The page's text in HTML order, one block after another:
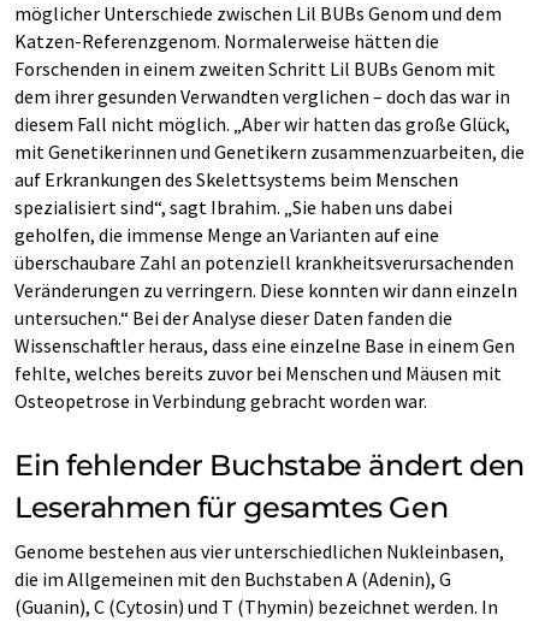
möglicher Unterschiede zwischen Lil BUBs Genom und dem
Katzen-Referenzgenom. Normalerweise hätten die
Forschenden in einem zweiten Schritt Lil BUBs Genom mit
dem ihrer gesunden Verwandten verglichen – doch das war in
diesem Fall nicht möglich. „Aber wir hatten das große Glück,
mit Genetikerinnen und Genetikern zusammenzuarbeiten, die
auf Erkrankungen des Skelettsystems beim Menschen
spezialisiert sind“, sagt Ibrahim. „Sie haben uns dabei
geholfen, die immense Menge an Varianten auf eine
überschaubare Zahl an potenziell krankheitsverursachenden
Veränderungen zu verringern. Diese konnten wir dann einzeln
untersuchen.“ Bei der Analyse dieser Daten fanden die
Wissenschaftler heraus, dass eine einzelne Base in einem Gen
fehlte, welches bereits zuvor bei Menschen und Mäusen mit
Osteopetrose in Verbindung gebracht worden war.
Ein fehlender Buchstabe ändert den
Leserahmen für gesamtes Gen
Genome bestehen aus vier unterschiedlichen Nukleinbasen,
die im Allgemeinen mit den Buchstaben A (Adenin), G
(Guanin), C (Cytosin) und T (Thymin) bezeichnet werden. In